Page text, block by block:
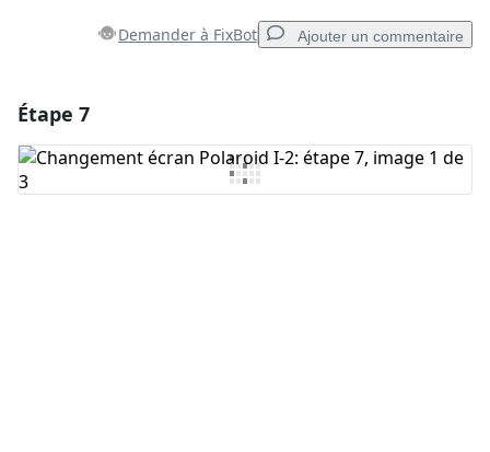
Demander à FixBot Ajouter un commentaire
Ajouter un commentaire
Étape 7